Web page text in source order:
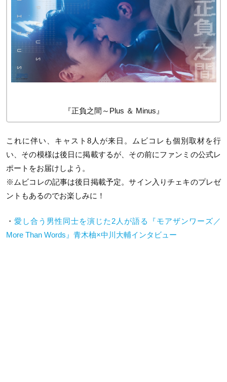
『正負之間～Plus ＆ Minus』
これに伴い、キャスト8人が来日。ムビコレも個別取材を行
い、その模様は後日に掲載するが、その前にファンミの公式レ
ポートをお届けしよう。
※ムビコレの記事は後日掲載予定。サイン入りチェキのプレゼ
ントもあるのでお楽しみに！
・ 愛し合う男性同士を演じた2人が語る『モアザンワーズ／
More Than Words』青木柚×中川大輔インタビュー